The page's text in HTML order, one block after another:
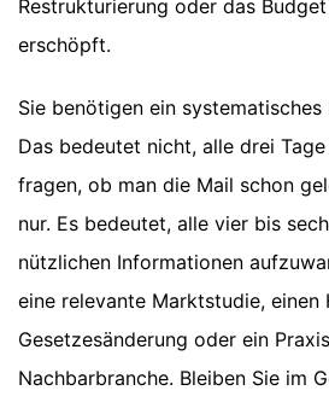
Restrukturierung oder das
erschöpft.
Sie benötigen ein
Das bedeutet nicht, alle drei
fragen, ob man die Mail schon
nur. Es bedeutet, alle vier bis
nützlichen Informationen
eine relevante Marktstudie, einen
Gesetzesänderung oder ein
Nachbarbranche. Bleiben Sie im